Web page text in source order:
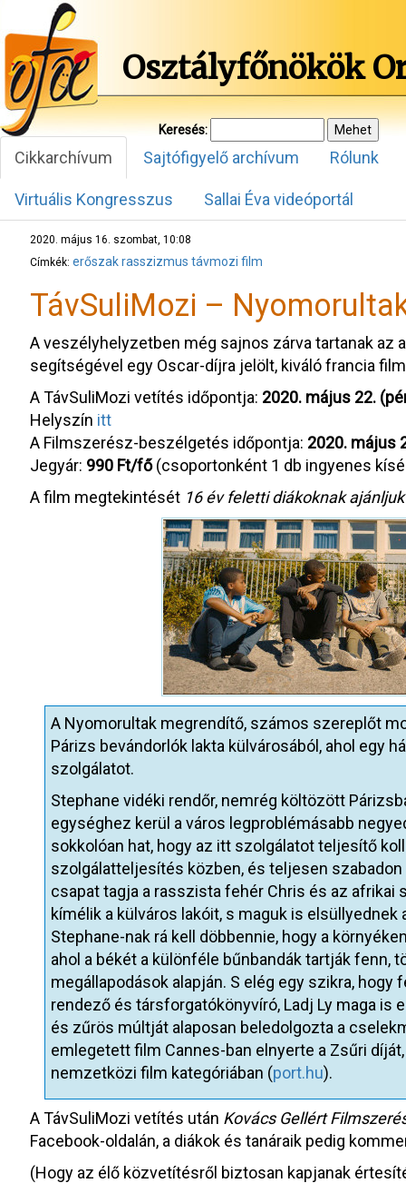
Osztályfőnökök
Keresés:
Cikkarchívum Sajtófigyelő archívum Rólunk
Virtuális Kongresszus Sallai Éva videóportál
2020. május 16. szombat, 10:08
Címkék: erőszakrasszizmus távmozi film
TávSuliMozi –
A veszélyhelyzetben még sajnos zárva tartanak az
segítségével egy Oscar-díjra jelölt, kiváló francia
A TávSuliMozi vetítés időpontja: 2020. május 22.
Helyszín itt
A Filmszerész-beszélgetés időpontja: 2020. május
Jegyár: 990 Ft/fő(csoportonként 1 db ingyenes
A film megtekintését 16 év feletti diákoknak ajánljuk
A Nyomorultak megrendítő, számos szereplőt
Párizs bevándorlók lakta külvárosából, ahol egy
szolgálatot.
Stephane vidéki rendőr, nemrég költözött
egységhez kerül a város legproblémásabb
sokkolóan hat, hogy az itt szolgálatot teljesítő
szolgálatteljesítés közben, és teljesen
csapat tagja a rasszista fehér Chris és az afrikai
kímélik a külváros lakóit, s maguk is
Stephane-nak rá kell döbbennie, hogy a
ahol a békét a különféle bűnbandák tartják fenn,
megállapodások alapján. S elég egy szikra,
rendező és társforgatókönyvíró, Ladj Ly maga is
és zűrös múltját alaposan beledolgozta a
emlegetett film Cannes-ban elnyerte a Zsűri
nemzetközi film kategóriában (port.hu).
A TávSuliMozi vetítés után Kovács Gellért
Facebook-oldalán, a diákok és tanáraik pedig
(Hogy az élő közvetítésről biztosan kapjanak